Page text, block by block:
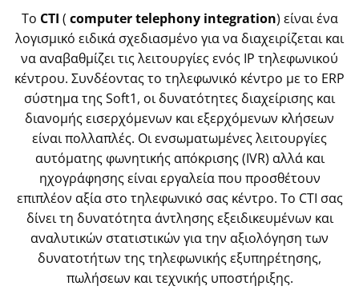
Το CTI ( computer telephony integration) είναι ένα
λογισμικό ειδικά σχεδιασμένο για να διαχειρίζεται και
να αναβαθμίζει τις λειτουργίες ενός IP τηλεφωνικού
κέντρου. Συνδέοντας το τηλεφωνικό κέντρο με το ERP
σύστημα της Soft1, οι δυνατότητες διαχείρισης και
διανομής εισερχόμενων και εξερχόμενων κλήσεων
είναι πολλαπλές. Οι ενσωματωμένες λειτουργίες
αυτόματης φωνητικής απόκρισης (IVR) αλλά και
ηχογράφησης είναι εργαλεία που προσθέτουν
επιπλέον αξία στο τηλεφωνικό σας κέντρο. Το CTI σας
δίνει τη δυνατότητα άντλησης εξειδικευμένων και
αναλυτικών στατιστικών για την αξιολόγηση των
δυνατοτήτων της τηλεφωνικής εξυπηρέτησης,
πωλήσεων και τεχνικής υποστήριξης.